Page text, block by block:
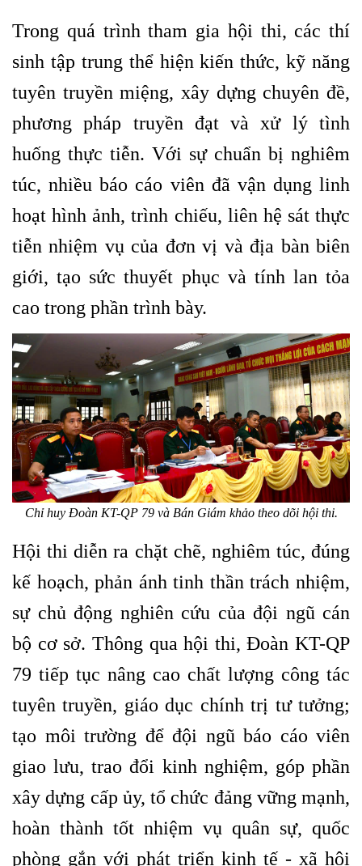
Trong quá trình tham gia hội thi, các thí
sinh tập trung thể hiện kiến thức, kỹ năng
tuyên truyền miệng, xây dựng chuyên đề,
phương pháp truyền đạt và xử lý tình
huống thực tiễn. Với sự chuẩn bị nghiêm
túc, nhiều báo cáo viên đã vận dụng linh
hoạt hình ảnh, trình chiếu, liên hệ sát thực
tiễn nhiệm vụ của đơn vị và địa bàn biên
giới, tạo sức thuyết phục và tính lan tỏa
cao trong phần trình bày.
Chỉ huy Đoàn KT-QP 79 và Bán Giám khảo theo dõi hội thi.
Hội thi diễn ra chặt chẽ, nghiêm túc, đúng
kế hoạch, phản ánh tinh thần trách nhiệm,
sự chủ động nghiên cứu của đội ngũ cán
bộ cơ sở. Thông qua hội thi, Đoàn KT-QP
79 tiếp tục nâng cao chất lượng công tác
tuyên truyền, giáo dục chính trị tư tưởng;
tạo môi trường để đội ngũ báo cáo viên
giao lưu, trao đổi kinh nghiệm, góp phần
xây dựng cấp ủy, tổ chức đảng vững mạnh,
hoàn thành tốt nhiệm vụ quân sự, quốc
phòng gắn với phát triển kinh tế - xã hội